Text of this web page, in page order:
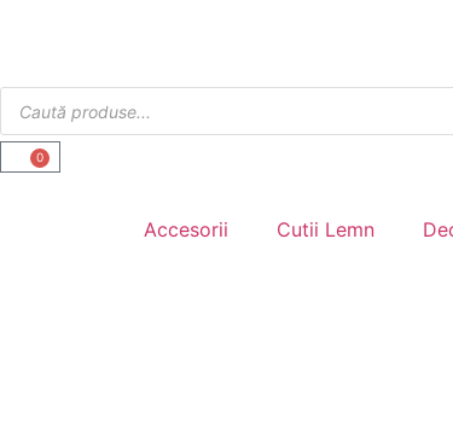
0
Accesorii Cutii Lemn